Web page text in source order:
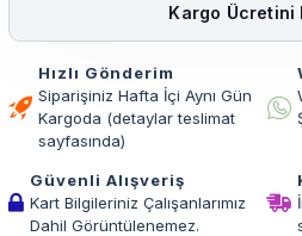
Kargo Ücretini
Hızlı Gönderim
Siparişiniz Hafta İçi Aynı Gün
Kargoda (detaylar teslimat
sayfasında)
Güvenli Alışveriş
Kart Bilgileriniz Çalışanlarımız
Dahil Görüntülenemez.